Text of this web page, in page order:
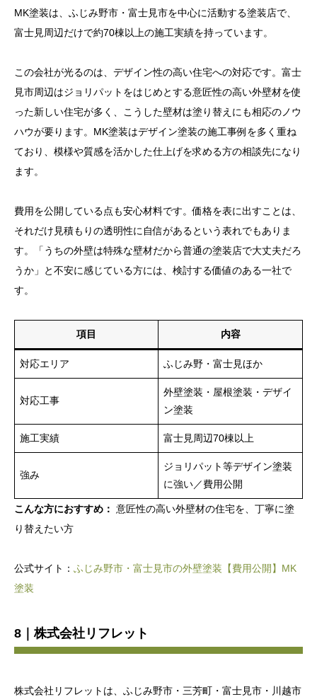
MK塗装は、ふじみ野市・富士見市を中心に活動する塗装店で、
富士見周辺だけで約70棟以上の施工実績を持っています。
この会社が光るのは、デザイン性の高い住宅への対応です。富士
見市周辺はジョリパットをはじめとする意匠性の高い外壁材を使
った新しい住宅が多く、こうした壁材は塗り替えにも相応のノウ
ハウが要ります。MK塗装はデザイン塗装の施工事例を多く重ね
ており、模様や質感を活かした仕上げを求める方の相談先になり
ます。
費用を公開している点も安心材料です。価格を表に出すことは、
それだけ見積もりの透明性に自信があるという表れでもありま
す。「うちの外壁は特殊な壁材だから普通の塗装店で大丈夫だろ
うか」と不安に感じている方には、検討する価値のある一社で
す。
項目 内容
対応エリア ふじみ野・富士見ほか
対応工事
外壁塗装・屋根塗装・デザイ
ン塗装
施工実績 富士見周辺70棟以上
強み
ジョリパット等デザイン塗装
に強い／費用公開
こんな方におすすめ： 意匠性の高い外壁材の住宅を、丁寧に塗
り替えたい方
公式サイト： ふじみ野市・富士見市の外壁塗装【費用公開】MK
塗装
8｜株式会社リフレット
株式会社リフレットは、ふじみ野市・三芳町・富士見市・川越市